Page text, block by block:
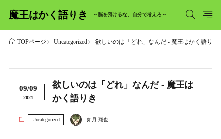
魔王はかく語りき ～脳を預けるな、自分で考えろ～
TOPページ Uncategorized 欲しいのは「どれ」なんだ - 魔王はかく語りき
09/09
2021
欲しいのは「どれ」なんだ - 魔王は
かく語りき
Uncategorized 如月 翔也